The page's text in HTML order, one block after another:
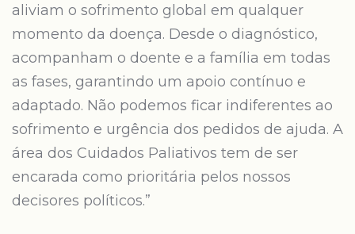
aliviam o sofrimento global em qualquer
momento da doença. Desde o diagnóstico,
acompanham o doente e a família em todas
as fases, garantindo um apoio contínuo e
adaptado. Não podemos ficar indiferentes ao
sofrimento e urgência dos pedidos de ajuda. A
área dos Cuidados Paliativos tem de ser
encarada como prioritária pelos nossos
decisores políticos.”